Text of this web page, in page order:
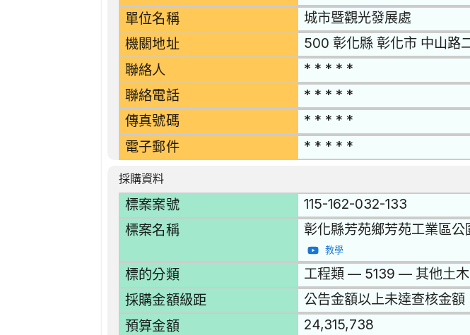
單位名稱 城市暨觀光發展處
機關地址 500 彰化縣 彰化市 中山路
聯絡人 * * * * *
聯絡電話 * * * * *
傳真號碼 * * * * *
電子郵件 * * * * *
採購資料
標案案號 115-162-032-133
標案名稱 彰化縣芳苑鄉芳苑工業區公
教學
標的分類 工程類 — 5139 — 其他土
採購金額級距 公告金額以上未達查核金額
預算金額 24,315,738